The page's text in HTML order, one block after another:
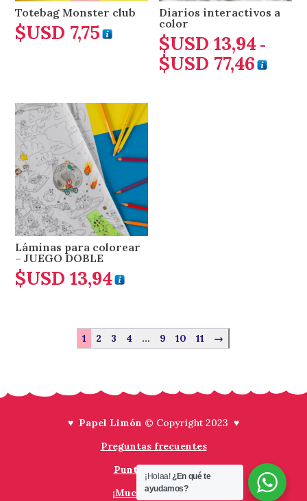
Totebag Monster club
$USD 7,75
Diarios interactivos a
color
$USD 13,94 -
$USD 77,46Rango
Láminas para colorear
– JUEGO DOBLE
$USD 13,94
1 2 3 4 … 9 10 11 →
♥ Papel Limón © Copyright 2023 ♥
Preguntas frecuentes
Puntos de venta
¡Muchas Gracias!
¡Holaa!¿En qué te
ayudamos?